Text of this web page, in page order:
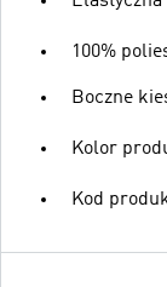
100%
Boczne
Kolor
Kod